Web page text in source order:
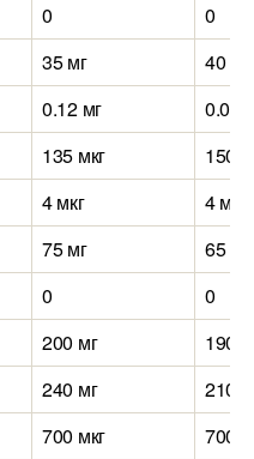
0
0
35 мг
40 мг
0.12 мг
0.08
135 мкг
150
4 мкг
4 мкг
75 мг
65 мг
0
0
200 мг
190
240 мг
210
700 мкг
700